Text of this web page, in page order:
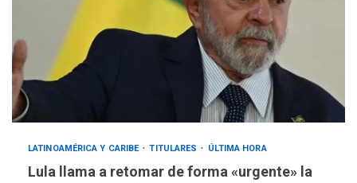
LATINOAMÉRICA Y CARIBE TITULARES ÚLTIMA HORA
Lula llama a retomar de forma «urgente» la
suman al Plan Agosto de
Escuelas Abiertas 2026
REGIONALES
TITULARES
ÚLTIMA HORA
Concejo Municipal de
Mariño respalda a Cámara
de Ley de Puerto Libre
POLÍTICA
TITULARES